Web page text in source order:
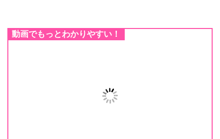
動画でもっとわかりやすい！